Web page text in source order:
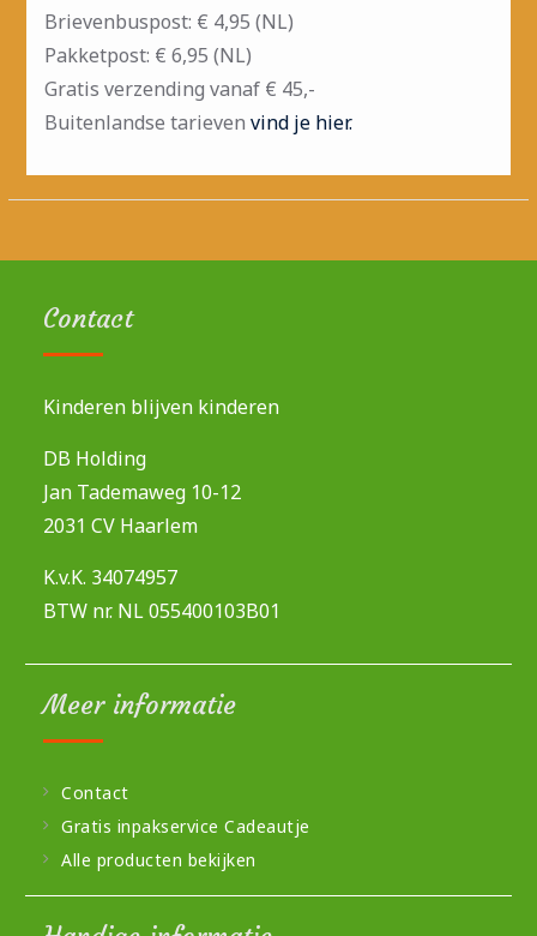
Brievenbuspost: € 4,95 (NL)
Pakketpost: € 6,95 (NL)
Gratis verzending vanaf € 45,-
Buitenlandse tarieven vind je hier.
Contact
Kinderen blijven kinderen
DB Holding
Jan Tademaweg 10-12
2031 CV Haarlem
K.v.K. 34074957
BTW nr. NL 055400103B01
Meer informatie
Contact
Gratis inpakservice Cadeautje
Alle producten bekijken